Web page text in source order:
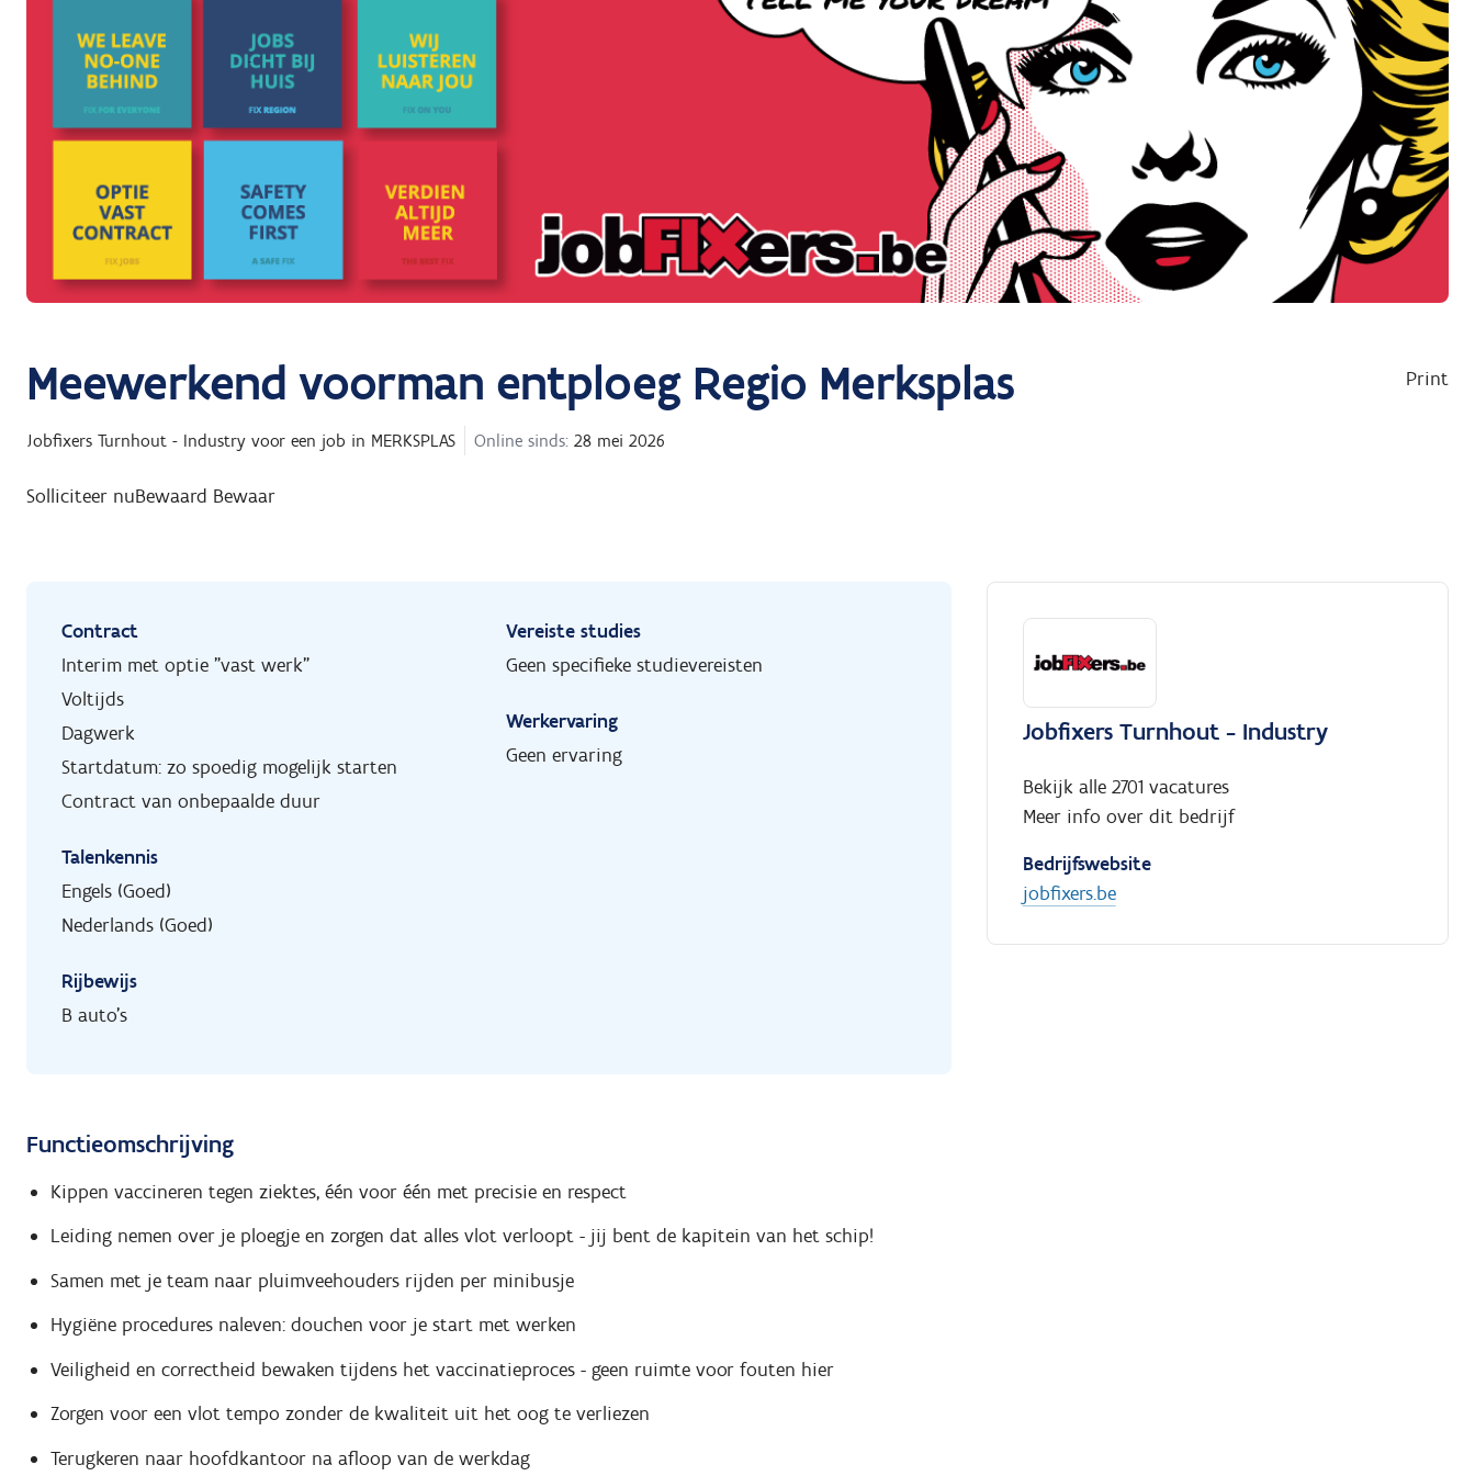
Meewerkend voorman entploeg Regio Merksplas Print
Jobfixers Turnhout - Industry voor een job in MERKSPLAS Online sinds: 28 mei 2026
Solliciteer nuBewaard Bewaar
Contract
Interim met optie "vast werk"
Voltijds
Dagwerk
Startdatum: zo spoedig mogelijk starten
Contract van onbepaalde duur
Talenkennis
Engels (Goed)
Nederlands (Goed)
Rijbewijs
B auto's
Vereiste studies
Geen specifieke studievereisten
Werkervaring
Geen ervaring
Functieomschrijving
Kippen vaccineren tegen ziektes, één voor één met precisie en respect
Leiding nemen over je ploegje en zorgen dat alles vlot verloopt - jij bent de kapitein van het schip!
Samen met je team naar pluimveehouders rijden per minibusje
Hygiëne procedures naleven: douchen voor je start met werken
Veiligheid en correctheid bewaken tijdens het vaccinatieproces - geen ruimte voor fouten hier
Zorgen voor een vlot tempo zonder de kwaliteit uit het oog te verliezen
Terugkeren naar hoofdkantoor na afloop van de werkdag
Jobfixers Turnhout - Industry
Bekijk alle 2701 vacatures
Meer info over dit bedrijf
Bedrijfswebsite
jobfixers.be